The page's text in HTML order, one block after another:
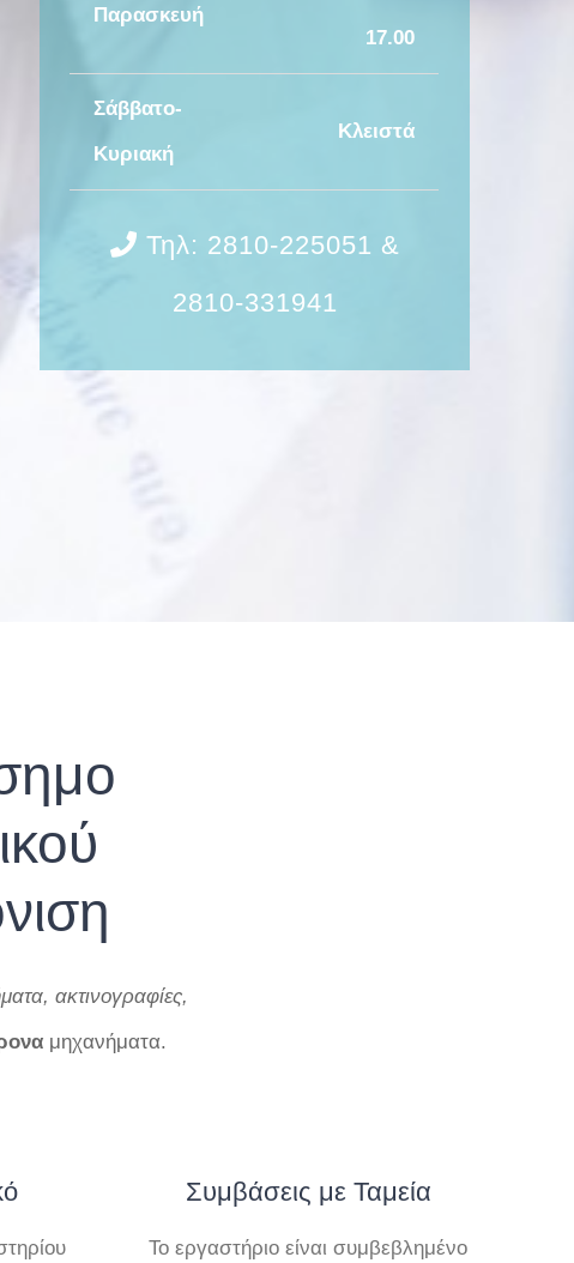
Παρασκευή
17.00
Σάββατο-
Κυριακή
Κλειστά
Τηλ: 2810-225051 &
2810-331941
ακτινογραφίες,
μηχανήματα.
Συμβάσεις με Ταμεία
Το εργαστήριο είναι συμβεβλημένο